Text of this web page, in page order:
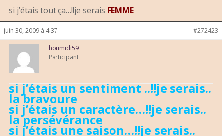
si j’étais tout ça…!!je serais FEMME
juin 30, 2009 à 4:37 #272423
houmidi59
Participant
si j’étais un sentiment ..!!je serais..
la bravoure
si j’étais un caractère…!!je serais..
la persévérance
si j’étais une saison…!!je serais..